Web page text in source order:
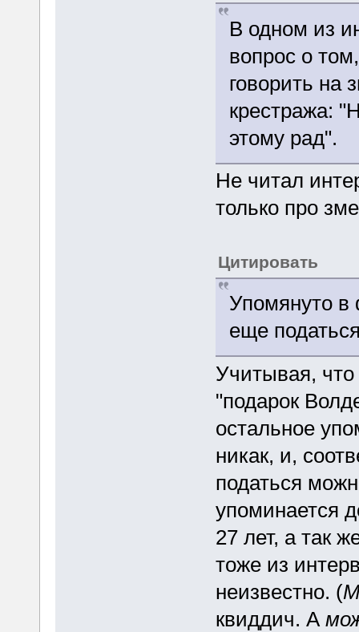
В одном из
вопрос о
говорить на
крестража:
этому рад".
Не читал
только про
Цитировать
Упомянуто в
еще
Учитывая,
"подарок
остальное
никак, и,
податься
упоминается
27 лет, а так
тоже из
неизвестно. (
квиддич. А